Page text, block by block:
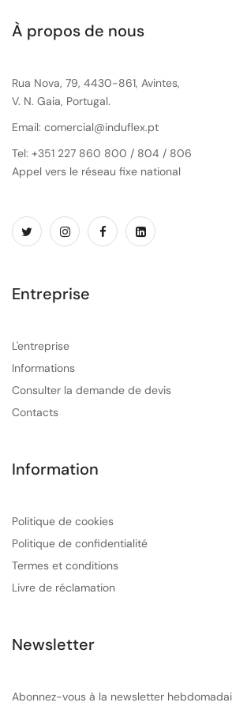
À propos de nous
Rua Nova, 79, 4430-861, Avintes,
V. N. Gaia, Portugal.
Email: comercial@induflex.pt
Tel: +351 227 860 800 / 804 / 806
Appel vers le réseau fixe national
Entreprise
L'entreprise
Informations
Consulter la demande de devis
Contacts
Information
Politique de cookies
Politique de confidentialité
Termes et conditions
Livre de réclamation
Newsletter
Abonnez-vous à la newsletter